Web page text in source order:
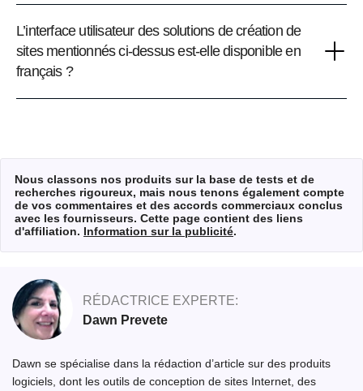
L’interface utilisateur des solutions de création de
sites mentionnés ci-dessus est-elle disponible en
français ?
Nous classons nos produits sur la base de tests et de
recherches rigoureux, mais nous tenons également compte
de vos commentaires et des accords commerciaux conclus
avec les fournisseurs. Cette page contient des liens
d'affiliation. Information sur la publicité.
RÉDACTRICE EXPERTE:
Dawn Prevete
Dawn se spécialise dans la rédaction d’article sur des produits
logiciels, dont les outils de conception de sites Internet, des